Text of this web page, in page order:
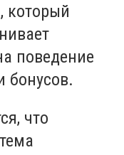
который
поведение
бонусов.
что